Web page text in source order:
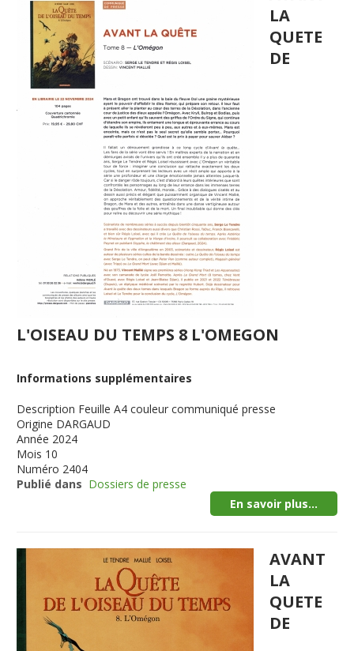
LA
QUETE
DE
L'OISEAU DU TEMPS 8 L'OMEGON
Informations supplémentaires
Description Feuille A4 couleur communiqué presse
Origine DARGAUD
Année 2024
Mois 10
Numéro 2404
Publié dans Dossiers de presse
En savoir plus...
AVANT
LA
QUETE
DE